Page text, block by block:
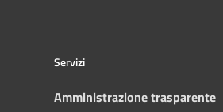
Servizi
Amministrazione trasparente